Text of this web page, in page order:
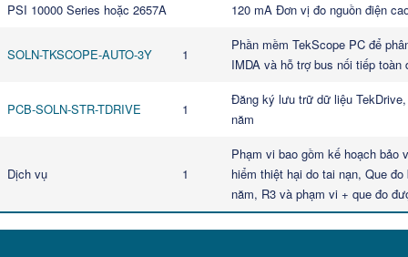
PSI 10000 Series hoặc 2657A
120 mA Đơn vị đo nguồn điện
SOLN-TKSCOPE-AUTO-3Y 1
Phần mềm TekScope PC để
IMDA và hỗ trợ bus nối tiếp toàn
PCB-SOLN-STR-TDRIVE 1
Đăng ký lưu trữ dữ liệu
năm
Dịch vụ 1
Phạm vi bao gồm kế hoạch bảo
hiểm thiệt hại do tai nạn, Que
năm, R3 và phạm vi + que đo